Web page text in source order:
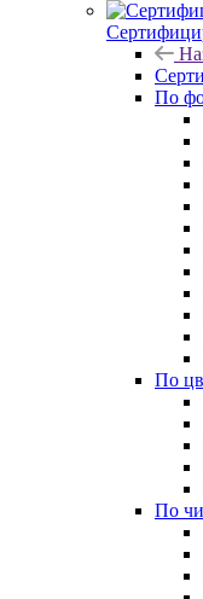
По
По
По